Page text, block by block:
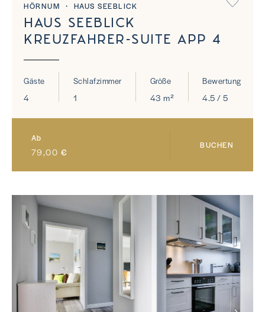
HÖRNUM ・ HAUS SEEBLICK
HAUS SEEBLICK
KREUZFAHRER-SUITE APP 4
Gäste
4
Schlafzimmer
1
Größe
43 m²
Bewertung
4.5 / 5
Ab
79,00 €
BUCHEN